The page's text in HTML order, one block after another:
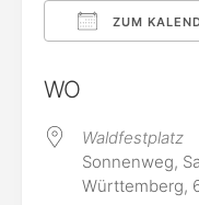
ZUM
WO
Waldfestplatz
Sonnenweg,
Württemberg,